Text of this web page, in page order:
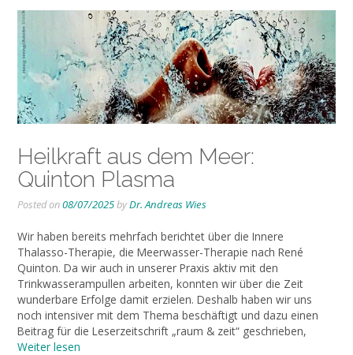
Heilkraft aus dem Meer:
Quinton Plasma
Posted on08/07/2025byDr. Andreas Wies
Wir haben bereits mehrfach berichtet über die Innere
Thalasso-Therapie, die Meerwasser-Therapie nach René
Quinton. Da wir auch in unserer Praxis aktiv mit den
Trinkwasserampullen arbeiten, konnten wir über die Zeit
wunderbare Erfolge damit erzielen. Deshalb haben wir uns
noch intensiver mit dem Thema beschäftigt und dazu einen
Beitrag für die Leserzeitschrift „raum & zeit“ geschrieben,
Weiter lesen